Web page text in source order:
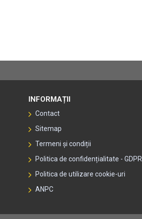
INFORMAȚII
Contact
Sitemap
Termeni și condiții
Politica de confidențialitate - GDPR
Politica de utilizare cookie-uri
ANPC